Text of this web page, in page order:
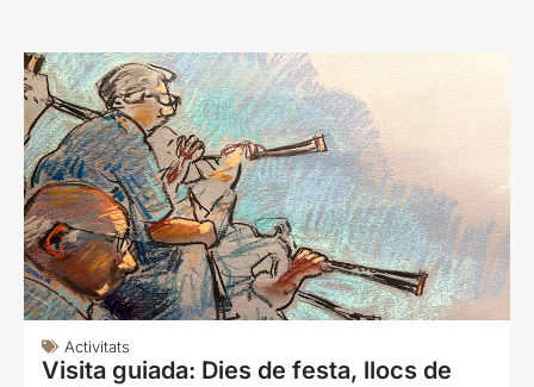
Activitats
Visita guiada: Dies de festa, llocs de